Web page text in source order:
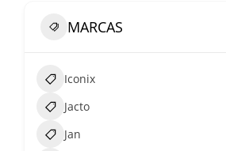
MARCAS
Iconix
Jacto
Jan